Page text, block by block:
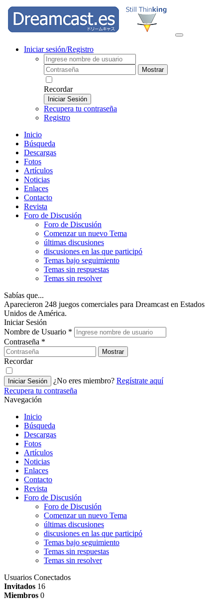
Iniciar sesión/Registro
Mostrar
Recordar
Iniciar Sesión
Recupera tu contraseña
Registro
Inicio
Búsqueda
Descargas
Fotos
Artículos
Noticias
Enlaces
Contacto
Revista
Foro de Discusión
Foro de Discusión
Comenzar un nuevo Tema
últimas discusiones
discusiones en las que participó
Temas bajo seguimiento
Temas sin respuestas
Temas sin resolver
Sabías que...
Aparecieron 248 juegos comerciales para Dreamcast en Estados
Unidos de América.
Iniciar Sesión
Nombre de Usuario *
Contraseña *
Mostrar
Recordar
Iniciar Sesión ¿No eres miembro? Regístrate aquí
Recupera tu contraseña
Navegación
Inicio
Búsqueda
Descargas
Fotos
Artículos
Noticias
Enlaces
Contacto
Revista
Foro de Discusión
Foro de Discusión
Comenzar un nuevo Tema
últimas discusiones
discusiones en las que participó
Temas bajo seguimiento
Temas sin respuestas
Temas sin resolver
Usuarios Conectados
Invitados 16
Miembros 0